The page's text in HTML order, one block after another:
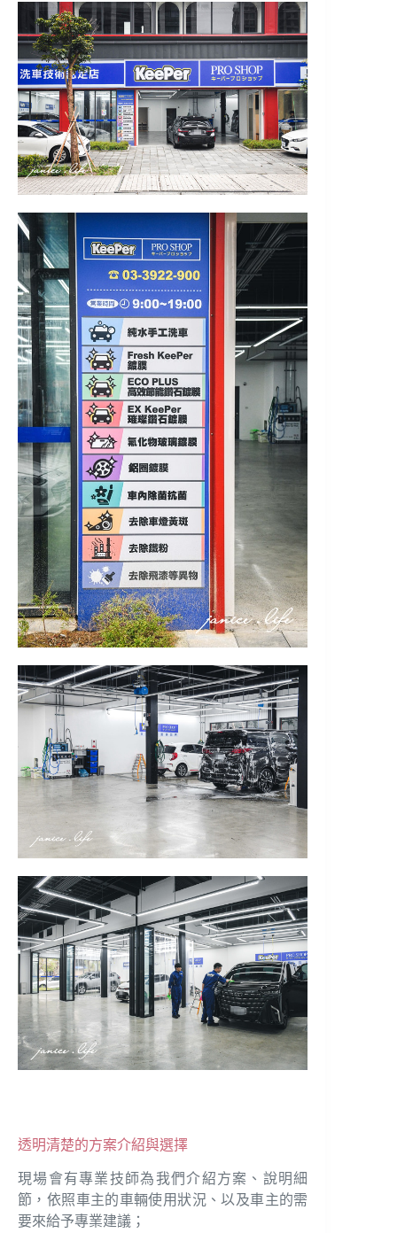
透明清楚的方案介紹與選擇
現場會有專業技師為我們介紹方案、說明細
節，依照車主的車輛使用狀況、以及車主的需
要來給予專業建議；